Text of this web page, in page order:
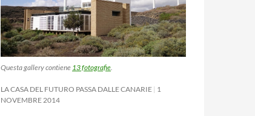
Questa gallery contiene 13 fotografie.
LA CASA DEL FUTURO PASSA DALLE CANARIE 1
NOVEMBRE 2014